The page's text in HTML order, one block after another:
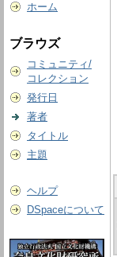
ホーム
ブラウズ
コミュニティ/
コレクション
発行日
著者
タイトル
主題
ヘルプ
DSpaceについて